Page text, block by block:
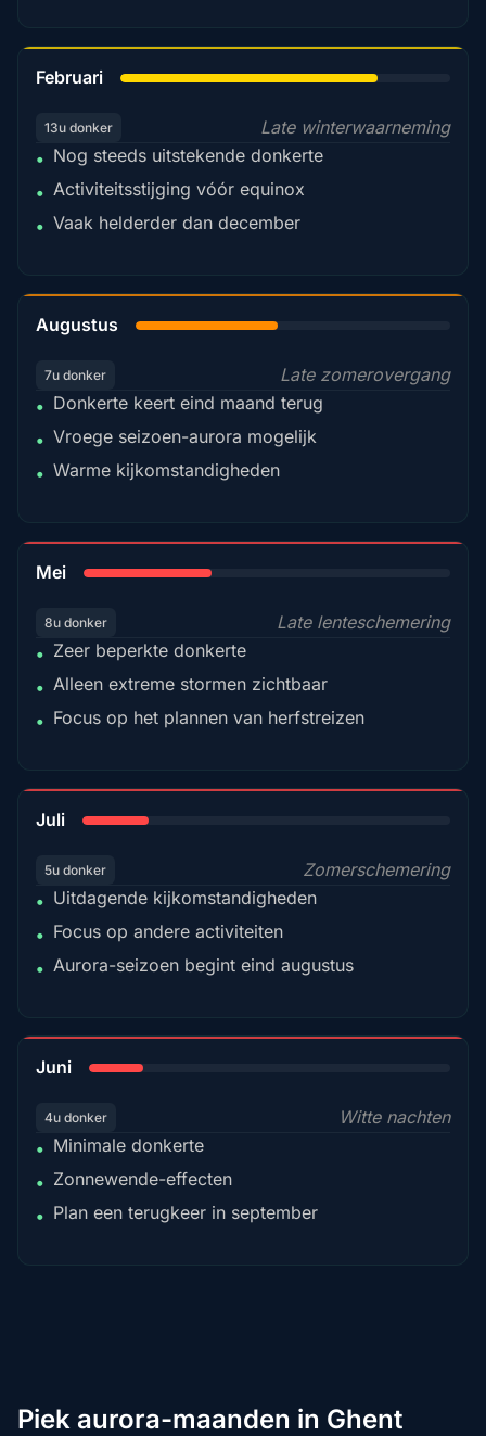
Februari
13u donker
Late winterwaarneming
• Nog steeds uitstekende donkerte
• Activiteitsstijging vóór equinox
• Vaak helderder dan december
Augustus
7u donker
Late zomerovergang
• Donkerte keert eind maand terug
• Vroege seizoen-aurora mogelijk
• Warme kijkomstandigheden
Mei
8u donker
Late lenteschemering
• Zeer beperkte donkerte
• Alleen extreme stormen zichtbaar
• Focus op het plannen van herfstreizen
Juli
5u donker
Zomerschemering
• Uitdagende kijkomstandigheden
• Focus op andere activiteiten
• Aurora-seizoen begint eind augustus
Juni
4u donker
Witte nachten
• Minimale donkerte
• Zonnewende-effecten
• Plan een terugkeer in september
Piek aurora-maanden in Ghent